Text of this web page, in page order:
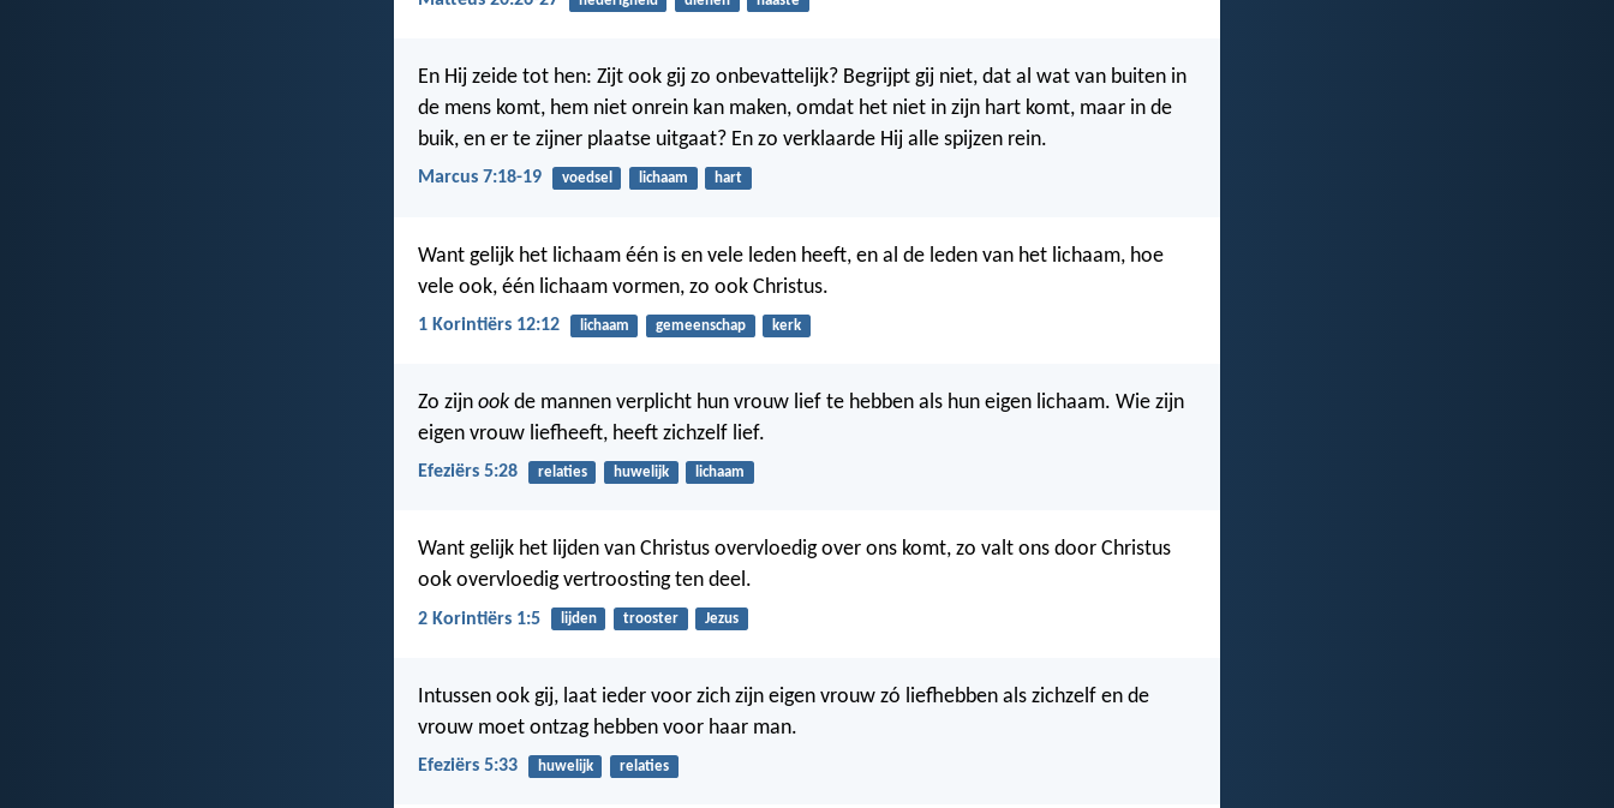
En Hij zeide tot hen: Zijt ook gij zo onbevattelijk? Begrijpt gij niet, dat al wat van buiten in
de mens komt, hem niet onrein kan maken, omdat het niet in zijn hart komt, maar in de
buik, en er te zijner plaatse uitgaat? En zo verklaarde Hij alle spijzen rein.
Marcus 7:18-19 voedsel lichaam hart
Want gelijk het lichaam één is en vele leden heeft, en al de leden van het lichaam, hoe
vele ook, één lichaam vormen, zo ook Christus.
1 Korintiërs 12:12 lichaam gemeenschap kerk
Zo zijn ook de mannen verplicht hun vrouw lief te hebben als hun eigen lichaam. Wie zijn
eigen vrouw liefheeft, heeft zichzelf lief.
Efeziërs 5:28 relaties huwelijk lichaam
Want gelijk het lijden van Christus overvloedig over ons komt, zo valt ons door Christus
ook overvloedig vertroosting ten deel.
2 Korintiërs 1:5 lijden trooster Jezus
Intussen ook gij, laat ieder voor zich zijn eigen vrouw zó liefhebben als zichzelf en de
vrouw moet ontzag hebben voor haar man.
Efeziërs 5:33 huwelijk relaties